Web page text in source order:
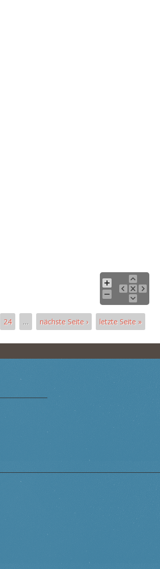
24 … nächste Seite › letzte Seite »